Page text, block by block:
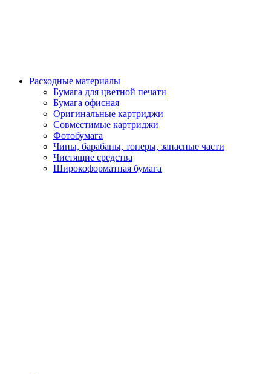
Расходные материалы
Бумага для цветной печати
Бумага офисная
Оригинальные картриджи
Совместимые картриджи
Фотобумага
Чипы, барабаны, тонеры, запасные части
Чистящие средства
Широкоформатная бумага